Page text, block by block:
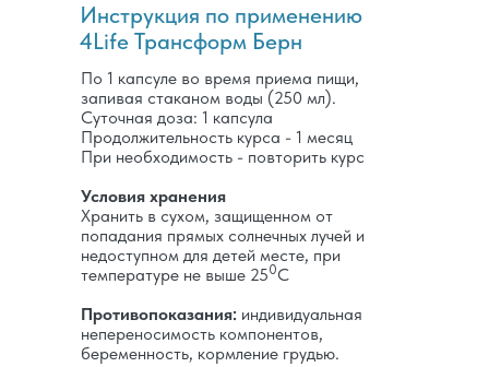
Инструкция по применению
4Life Трансформ Берн
По 1 капсуле во время приема пищи,
запивая стаканом воды (250 мл).
Суточная доза: 1 капсула
Продолжительность курса - 1 месяц
При необходимость - повторить курс
Условия хранения
Хранить в сухом, защищенном от
попадания прямых солнечных лучей и
недоступном для детей месте, при
температуре не выше 250C
Противопоказания: индивидуальная
непереносимость компонентов,
беременность, кормление грудью.